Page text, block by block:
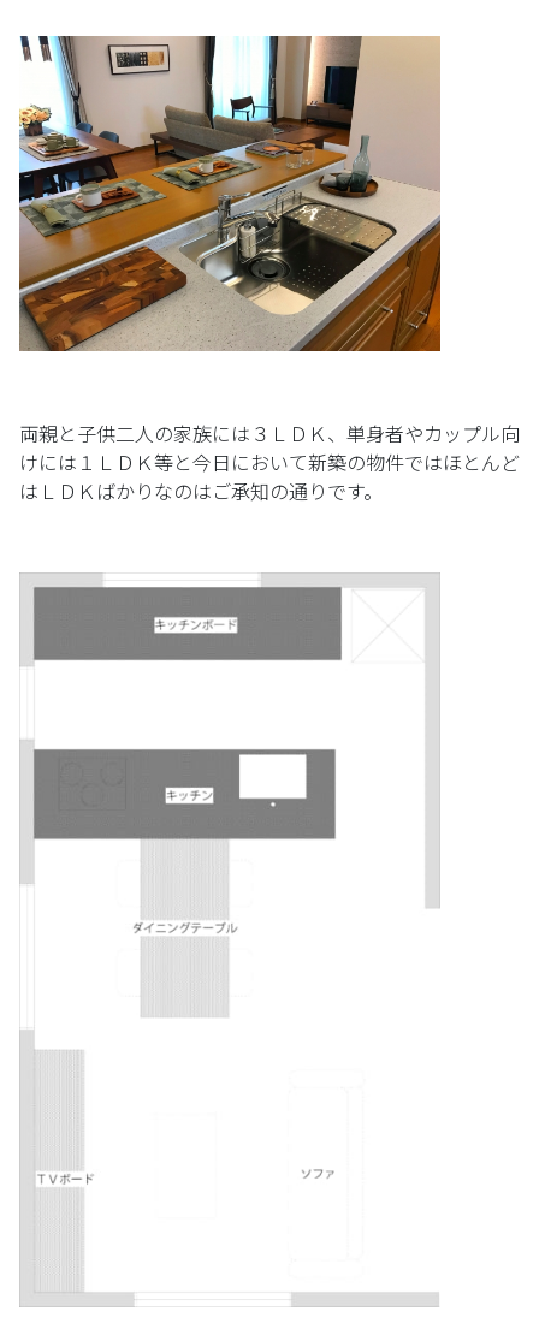
両親と子供二人の家族には３ＬＤＫ、単身者やカップル向
けには１ＬＤＫ等と今日において新築の物件ではほとんど
はＬＤＫばかりなのはご承知の通りです。